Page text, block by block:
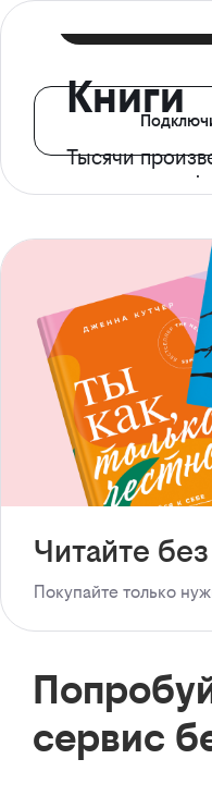
Книги
Тысячи
с доступом
Читайте
Покупайте только
сервис